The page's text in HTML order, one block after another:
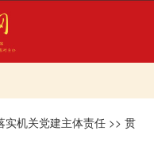
实机关党建主体责任 >>贯